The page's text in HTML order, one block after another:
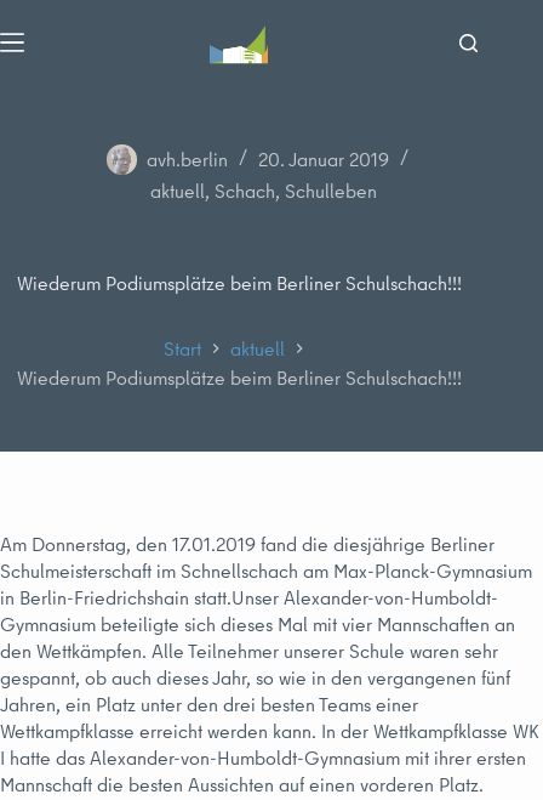
Inhalt
avh.berlin
20. Januar 2019
aktuell, Schach, Schulleben
Wiederum Podiumsplätze beim Berliner Schulschach!!!
Start
aktuell
Wiederum Podiumsplätze beim Berliner Schulschach!!!
Am Donnerstag, den 17.01.2019 fand die diesjährige Berliner
Schulmeisterschaft im Schnellschach am Max-Planck-Gymnasium
in Berlin-Friedrichshain statt.Unser Alexander-von-Humboldt-
Gymnasium beteiligte sich dieses Mal mit vier Mannschaften an
den Wettkämpfen. Alle Teilnehmer unserer Schule waren sehr
gespannt, ob auch dieses Jahr, so wie in den vergangenen fünf
Jahren, ein Platz unter den drei besten Teams einer
Wettkampfklasse erreicht werden kann. In der Wettkampfklasse WK
I hatte das Alexander-von-Humboldt-Gymnasium mit ihrer ersten
Mannschaft die besten Aussichten auf einen vorderen Platz.